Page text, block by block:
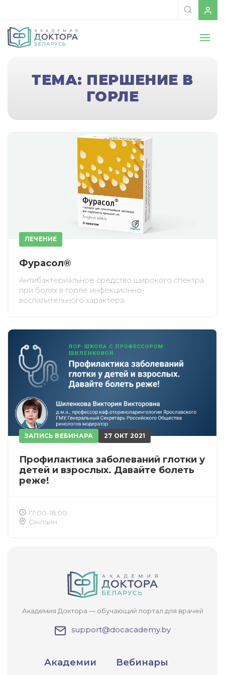
ТЕМА: ПЕРШЕНИЕ В
ГОРЛЕ
ЛЕЧЕНИЕ
Фурасол®
Антибактериальное средство широкого спектра
при болях в горле инфекционно-
воспалительного характера
ЗАПИСЬ ВЕБИНАРА 27 ОКТ 2021
Профилактика заболеваний глотки у
детей и взрослых. Давайте болеть
реже!
17:00-18:00
Онлайн
Академия Доктора — обучающий портал для врачей
support@docacademy.by
Академии
Вебинары
ИСКАТЬ
ЗАРЕГИСТРИРОВАТЬСЯ
ПОЛУЧИТЬ
Подтвердите списание баллов
После подтверждения медкоины будут
ПОЛУЧИТЬ